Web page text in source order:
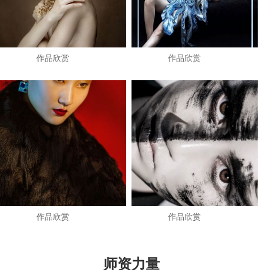
作品欣赏 作品欣赏
作品欣赏 作品欣赏
师资力量